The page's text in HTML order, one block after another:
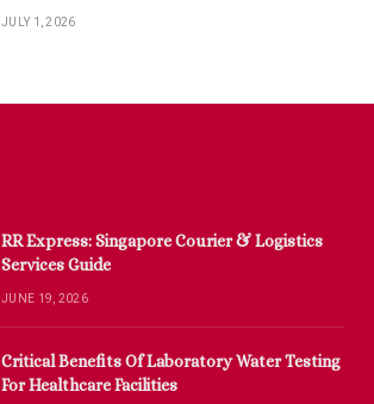
JULY 1, 2026
RR Express: Singapore Courier & Logistics
Services Guide
JUNE 19, 2026
Critical Benefits Of Laboratory Water Testing
For Healthcare Facilities